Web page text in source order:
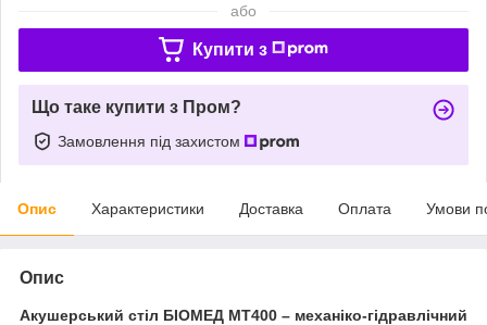
або
Купити з
Що таке купити з Пром?
Замовлення під захистом
Опис Характеристики Доставка Оплата Умови
Опис
Акушерський стіл БІОМЕД МТ400 – механіко-гідравлічний